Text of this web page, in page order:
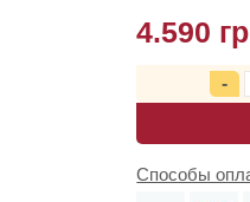
4.590
Способы